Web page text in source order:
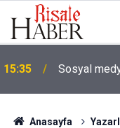
15:35 Sosyal
Anasayfa